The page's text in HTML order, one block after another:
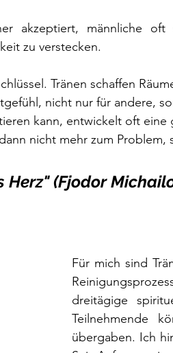
akzeptiert, männliche
zu verstecken.
Tränen schaffen
nicht nur für andere,
kann, entwickelt oft eine
nicht mehr zum Problem,
Herz" (Fjodor
Für mich sind
dreitägige
Teilnehmende
übergaben. Ich